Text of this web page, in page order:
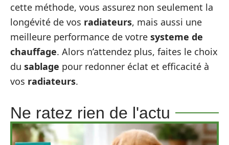
cette méthode, vous assurez non seulement la
longévité de vos radiateurs, mais aussi une
meilleure performance de votre systeme de
chauffage. Alors n’attendez plus, faites le choix
du sablage pour redonner éclat et efficacité à
vos radiateurs.
Ne ratez rien de l'actu